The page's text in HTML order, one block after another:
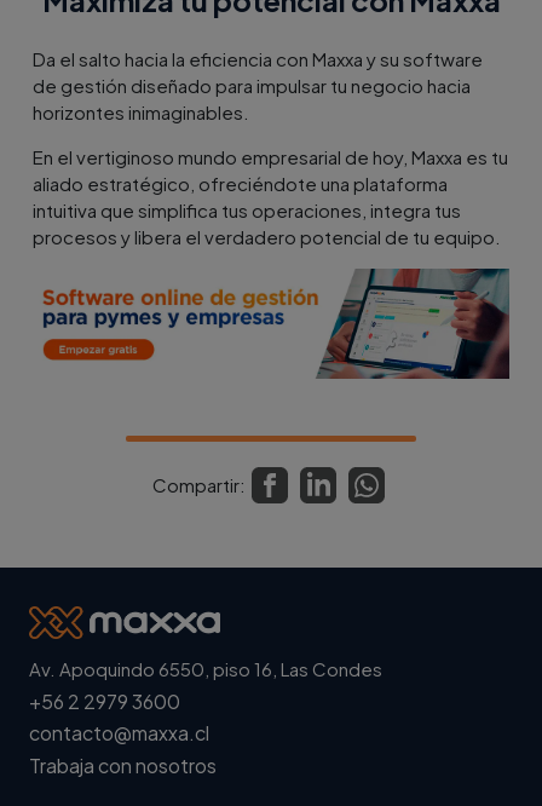
Da el salto hacia la eficiencia con Maxxa y su software
de gestión diseñado para impulsar tu negocio hacia
horizontes inimaginables.
En el vertiginoso mundo empresarial de hoy, Maxxa es tu
aliado estratégico, ofreciéndote una plataforma
intuitiva que simplifica tus operaciones, integra tus
procesos y libera el verdadero potencial de tu equipo.
Compartir:
Av. Apoquindo 6550, piso 16, Las Condes
+56 2 2979 3600
contacto@maxxa.cl
Trabaja con nosotros